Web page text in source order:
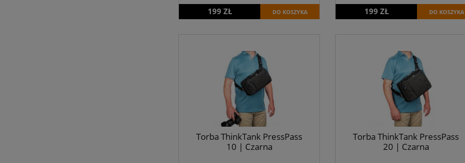
199 ZŁ DO KOSZYKA 199 ZŁ DO KOSZYKA
Torba ThinkTank PressPass
10 | Czarna
Torba ThinkTank PressPass
20 | Czarna